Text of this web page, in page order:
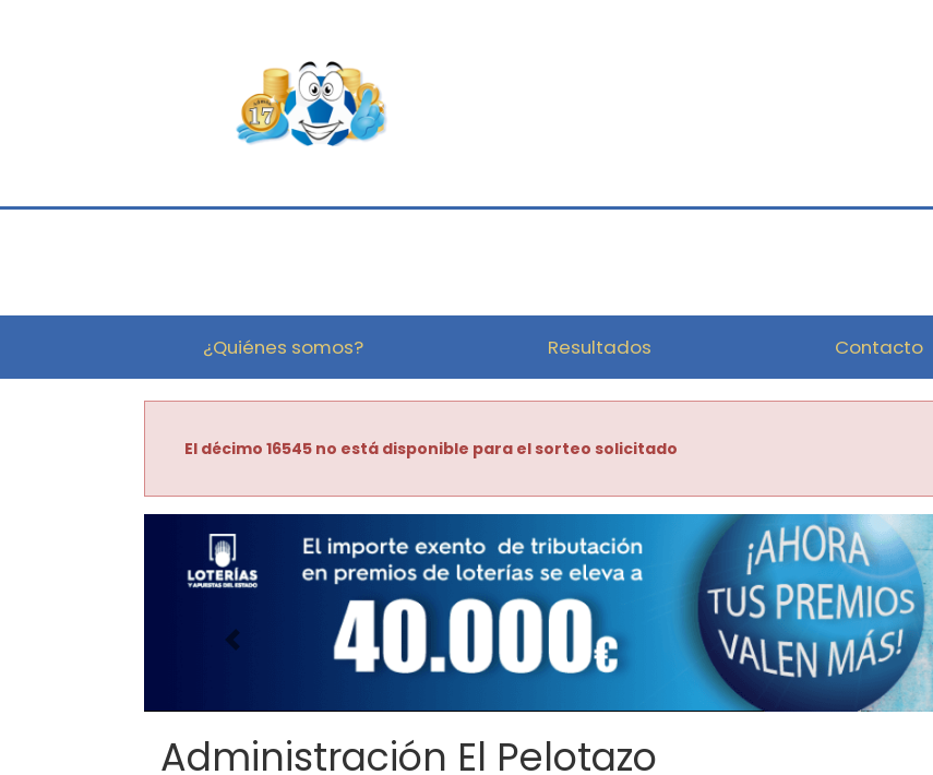
¿Quiénes somos? Resultados Contacto
El décimo 16545 no está disponible para el sorteo solicitado
Imagen anterior
Administración El Pelotazo